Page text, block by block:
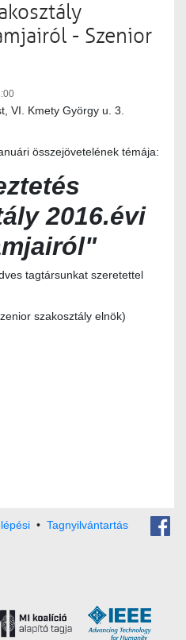
- Szenior
VI. Kmety György u. 3.
összejövetelének témája:
2016.évi
tagtársunkat szeretettel
szakosztály elnök)
• Tagnyilvántartás